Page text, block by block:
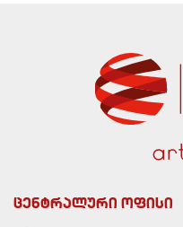
ცენტრალური ოფისი